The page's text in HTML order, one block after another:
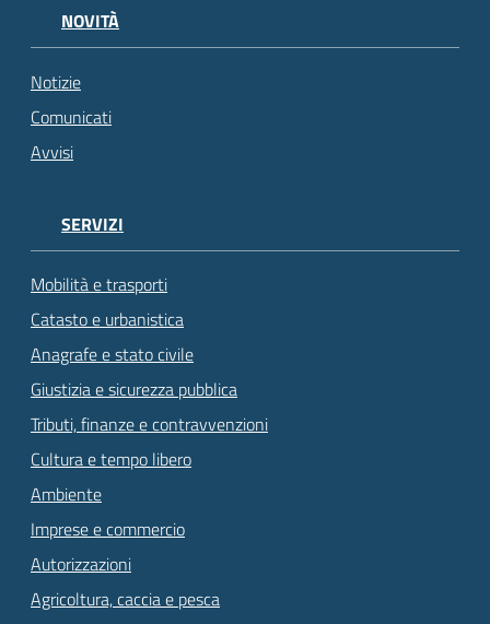
NOVITÀ
Notizie
Comunicati
Avvisi
SERVIZI
Mobilità e trasporti
Catasto e urbanistica
Anagrafe e stato civile
Giustizia e sicurezza pubblica
Tributi, finanze e contravvenzioni
Cultura e tempo libero
Ambiente
Imprese e commercio
Autorizzazioni
Agricoltura, caccia e pesca